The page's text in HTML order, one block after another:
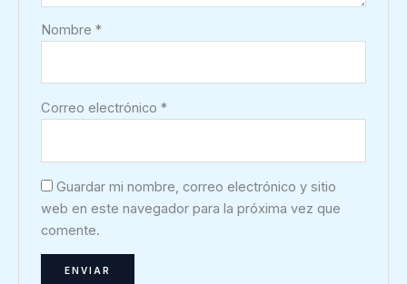
Nombre*
Correo electrónico*
Guardar mi nombre, correo electrónico y sitio
web en este navegador para la próxima vez que
comente.